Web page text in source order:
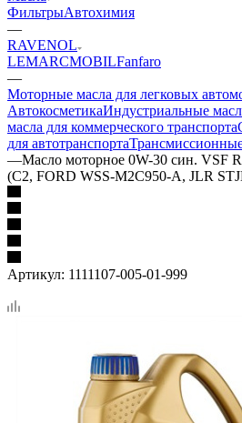
ФильтрыАвтохимия
—
RAVENOL
LEMARCMOBILFanfaro
—
Моторные масла для легковых
АвтокосметикаИндустриальные
масла для коммерческого транспорта
для автотранспорта
—Масло моторное 0W-30 син. VSF
(C2, FORD WSS-M2C950-A, JLR
Артикул: 1111107-005-01-999